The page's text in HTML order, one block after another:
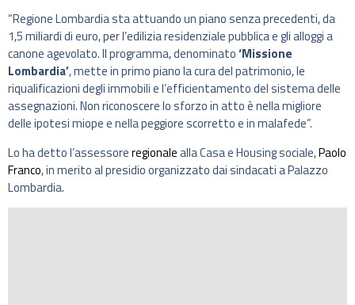
“Regione Lombardia sta attuando un piano senza precedenti, da
1,5 miliardi di euro, per l’edilizia residenziale pubblica e gli alloggi a
canone agevolato. Il programma, denominato‘Missione
Lombardia’, mette in primo piano la cura del patrimonio, le
riqualificazioni degli immobili e l’efficientamento del sistema delle
assegnazioni. Non riconoscere lo sforzo in atto è nella migliore
delle ipotesi miope e nella peggiore scorretto e in malafede”.
Lo ha detto l’assessoreregionalealla Casa e Housing sociale,Paolo
Franco, in merito al presidio organizzato dai sindacati a Palazzo
Lombardia.